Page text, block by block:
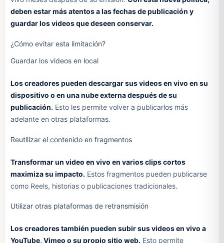
deben estar más atentos a las fechas de publicación y
guardar los videos que deseen conservar.
¿Cómo evitar esta limitación?
Guardar los videos en local
Los creadores pueden descargar sus videos en vivo en su
dispositivo o en una nube externa después de su
publicación. Esto les permite volver a publicarlos más
adelante en otras plataformas.
Reutilizar el contenido en fragmentos
Transformar un video en vivo en varios clips cortos
maximiza su impacto. Estos fragmentos pueden publicarse
como Reels, historias o publicaciones tradicionales.
Utilizar otras plataformas de retransmisión
Los creadores también pueden subir sus videos en vivo a
YouTube, Vimeo o su propio sitio web. Esto permite